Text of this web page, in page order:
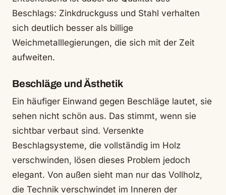
Beschlags: Zinkdruckguss und Stahl verhalten
sich deutlich besser als billige
Weichmetalllegierungen, die sich mit der Zeit
aufweiten.
Beschläge und Ästhetik
Ein häufiger Einwand gegen Beschläge lautet, sie
sehen nicht schön aus. Das stimmt, wenn sie
sichtbar verbaut sind. Versenkte
Beschlagsysteme, die vollständig im Holz
verschwinden, lösen dieses Problem jedoch
elegant. Von außen sieht man nur das Vollholz,
die Technik verschwindet im Inneren der